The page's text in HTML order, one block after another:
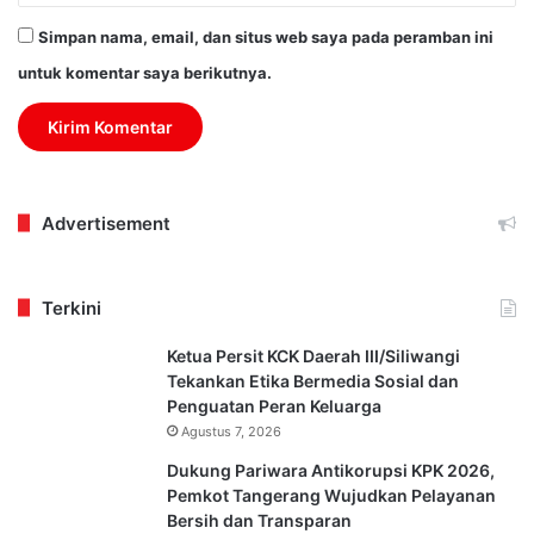
Simpan nama, email, dan situs web saya pada peramban ini
untuk komentar saya berikutnya.
Advertisement
Terkini
Ketua Persit KCK Daerah III/Siliwangi
Tekankan Etika Bermedia Sosial dan
Penguatan Peran Keluarga
Agustus 7, 2026
Dukung Pariwara Antikorupsi KPK 2026,
Pemkot Tangerang Wujudkan Pelayanan
Bersih dan Transparan